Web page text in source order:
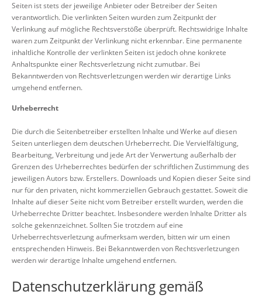
Seiten ist stets der jeweilige Anbieter oder Betreiber der Seiten
verantwortlich. Die verlinkten Seiten wurden zum Zeitpunkt der
Verlinkung auf mögliche Rechtsverstöße überprüft. Rechtswidrige Inhalte
waren zum Zeitpunkt der Verlinkung nicht erkennbar. Eine permanente
inhaltliche Kontrolle der verlinkten Seiten ist jedoch ohne konkrete
Anhaltspunkte einer Rechtsverletzung nicht zumutbar. Bei
Bekanntwerden von Rechtsverletzungen werden wir derartige Links
umgehend entfernen.
Urheberrecht
Die durch die Seitenbetreiber erstellten Inhalte und Werke auf diesen
Seiten unterliegen dem deutschen Urheberrecht. Die Vervielfältigung,
Bearbeitung, Verbreitung und jede Art der Verwertung außerhalb der
Grenzen des Urheberrechtes bedürfen der schriftlichen Zustimmung des
jeweiligen Autors bzw. Erstellers. Downloads und Kopien dieser Seite sind
nur für den privaten, nicht kommerziellen Gebrauch gestattet. Soweit die
Inhalte auf dieser Seite nicht vom Betreiber erstellt wurden, werden die
Urheberrechte Dritter beachtet. Insbesondere werden Inhalte Dritter als
solche gekennzeichnet. Sollten Sie trotzdem auf eine
Urheberrechtsverletzung aufmerksam werden, bitten wir um einen
entsprechenden Hinweis. Bei Bekanntwerden von Rechtsverletzungen
werden wir derartige Inhalte umgehend entfernen.
Datenschutzerklärung gemäß